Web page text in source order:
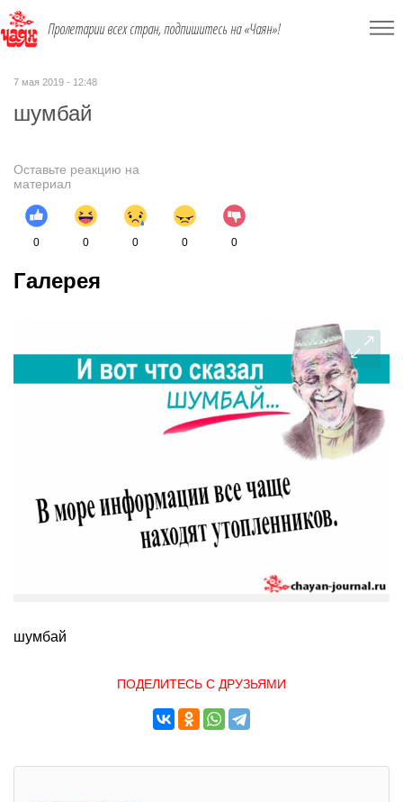
Пролетарии всех стран, подпишитесь на «Чаян»!
7 мая 2019 - 12:48
шумбай
Оставьте реакцию на
материал
0 0 0 0 0
Галерея
шумбай
ПОДЕЛИТЕСЬ С ДРУЗЬЯМИ